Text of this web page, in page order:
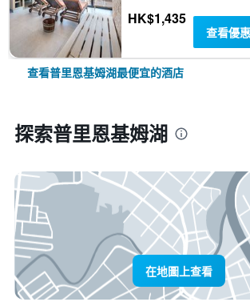
HK$1,435
查看優惠
查看普里恩基姆湖最便宜的酒店
探索普里恩基姆湖
在地圖上查看